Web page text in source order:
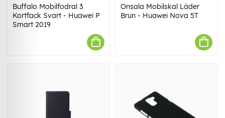
Buffalo Mobilfodral 3
Kortfack Svart - Huawei P
Smart 2019
Onsala Mobilskal Läder
Brun - Huawei Nova 5T